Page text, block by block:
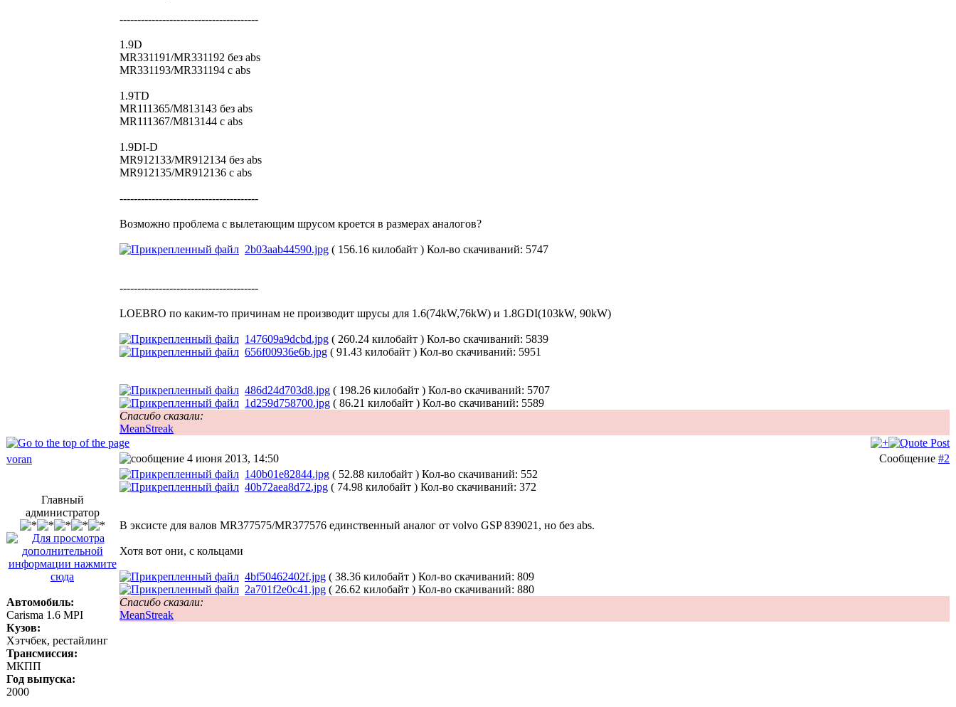
---------------------------------------
1.9D
MR331191/MR331192 без abs
MR331193/MR331194 с abs
1.9TD
MR111365/M813143 без abs
MR111367/M813144 с abs
1.9DI-D
MR912133/MR912134 без abs
MR912135/MR912136 с abs
---------------------------------------
Возможно проблема с вылетающим шрусом кроется в размерах аналогов?
2b03aab44590.jpg ( 156.16 килобайт ) Кол-во скачиваний: 5747
---------------------------------------
LOEBRO по каким-то причинам не производит шрусы для 1.6(74kW,76kW) и 1.8GDI(103kW, 90kW)
147609a9dcbd.jpg ( 260.24 килобайт ) Кол-во скачиваний: 5839
656f00936e6b.jpg ( 91.43 килобайт ) Кол-во скачиваний: 5951
486d24d703d8.jpg ( 198.26 килобайт ) Кол-во скачиваний: 5707
1d259d758700.jpg ( 86.21 килобайт ) Кол-во скачиваний: 5589
Спасибо сказали:
MeanStreak
voran 4 июня 2013, 14:50 Сообщение #2
Главный
администратор
Автомобиль:
Carisma 1.6 MPI
Кузов:
Хэтчбек, рестайлинг
Трансмиссия:
МКПП
Год выпуска:
2000
140b01e82844.jpg ( 52.88 килобайт ) Кол-во скачиваний: 552
40b72aea8d72.jpg ( 74.98 килобайт ) Кол-во скачиваний: 372
В эксисте для валов MR377575/MR377576 единственный аналог от volvo GSP 839021, но без abs.
Хотя вот они, с кольцами
4bf50462402f.jpg ( 38.36 килобайт ) Кол-во скачиваний: 809
2a701f2e0c41.jpg ( 26.62 килобайт ) Кол-во скачиваний: 880
Спасибо сказали:
MeanStreak